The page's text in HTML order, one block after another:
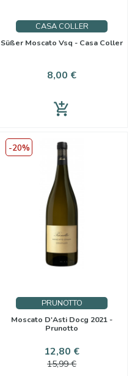
CASA COLLER
Süßer Moscato Vsq - Casa Coller
Preis
8,00 €
add_shopping_cart
PRUNOTTO
Moscato D'Asti Docg 2021 -
Prunotto
Preis
12,80 €
15,99 €
-20%